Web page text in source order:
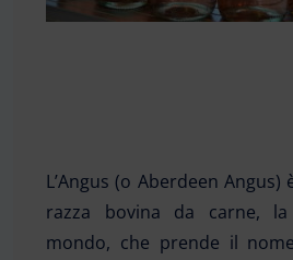
L’Angus (o Aberdeen Angus)
razza bovina da carne,
mondo, che prende il